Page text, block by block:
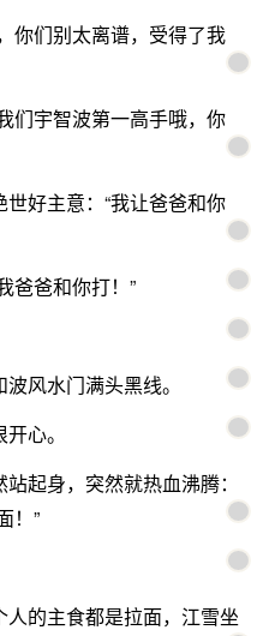
们别太离谱，受得了我
宇智波第一高手哦，你
好主意：“我让爸爸和你
爸和你打！”
风水门满头黑线。
心。
身，突然就热血沸腾：
！”
的主食都是拉面，江雪坐